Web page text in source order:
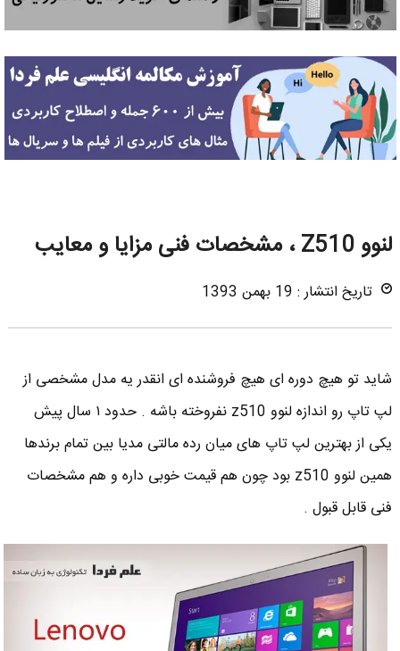
لنوو Z510 ، مشخصات فنی مزایا و معایب
تاریخ انتشار : 19 بهمن 1393
شاید تو هیچ دوره ای هیچ فروشنده ای انقدر یه مدل مشخصی از
لپ تاپ رو اندازه لنوو z510 نفروخته باشه . حدود ۱ سال پیش
یکی از بهترین لپ تاپ های میان رده مالتی مدیا بین تمام برندها
همین لنوو z510 بود چون هم قیمت خوبی داره و هم مشخصات
فنی قابل قبول .